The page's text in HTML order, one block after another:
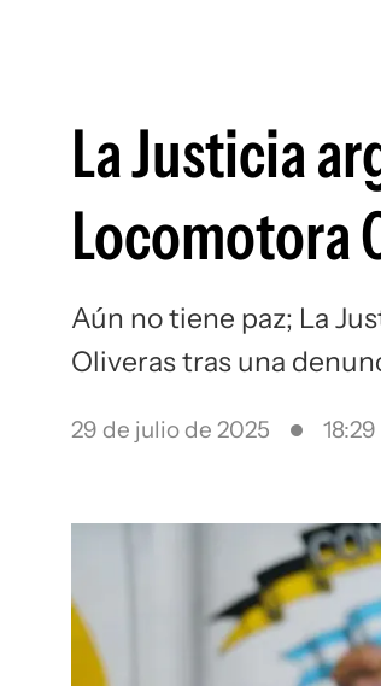
La Justicia
Locomotora
Aún no tiene paz; La
Oliveras tras una
29 de julio de 2025